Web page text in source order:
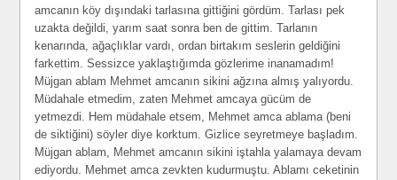
amcanın köy dışındaki tarlasına gittiğini gördüm. Tarlası pek
uzakta değildi, yarım saat sonra ben de gittim. Tarlanın
kenarında, ağaçlıklar vardı, ordan birtakım seslerin geldiğini
farkettim. Sessizce yaklaştığımda gözlerime inanamadım!
Müjgan ablam Mehmet amcanın sikini ağzına almış yalıyordu.
Müdahale etmedim, zaten Mehmet amcaya gücüm de
yetmezdi. Hem müdahale etsem, Mehmet amca ablama (beni
de siktiğini) söyler diye korktum. Gizlice seyretmeye başladım.
Müjgan ablam, Mehmet amcanın sikini iştahla yalamaya devam
ediyordu. Mehmet amca zevkten kudurmuştu. Ablamı ceketinin